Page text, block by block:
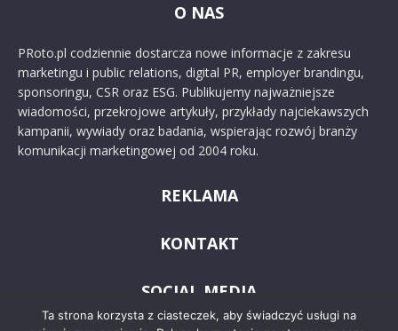
O NAS
PRoto.pl codziennie dostarcza nowe informacje z zakresu
marketingu i public relations, digital PR, employer brandingu,
sponsoringu, CSR oraz ESG. Publikujemy najważniejsze
wiadomości, przekrojowe artykuły, przykłady najciekawszych
kampanii, wywiady oraz badania, wspierając rozwój branży
komunikacji marketingowej od 2004 roku.
REKLAMA
KONTAKT
SOCIAL MEDIA
Ta strona korzysta z ciasteczek, aby świadczyć usługi na